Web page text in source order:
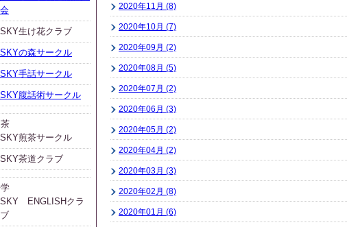
会
SKY生け花クラブ
SKYの森サークル
SKY手話サークル
SKY腹話術サークル
SKY煎茶サークル
SKY茶道クラブ
SKY ENGLISHクラ
ブ
2020年11月 (8)
2020年10月 (7)
2020年09月 (2)
2020年08月 (5)
2020年07月 (2)
2020年06月 (3)
2020年05月 (2)
2020年04月 (2)
2020年03月 (3)
2020年02月 (8)
2020年01月 (6)